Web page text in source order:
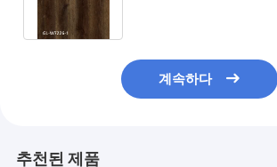
계속하다
추천된 제품